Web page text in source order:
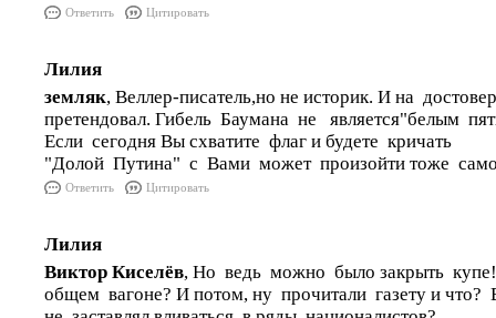
Ответить Цитировать
Лилия
земляк, Веллер-писатель,но не историк. И на
претендовал. Гибель Баумана не является"белым
Если сегодня Вы схватите флаг и будете кричать
"Долой Путина" с Вами может произойти тоже
Ответить Цитировать
Лилия
Виктор Киселёв, Но ведь можно было закрыть
общем вагоне? И потом, ну прочитали газету и